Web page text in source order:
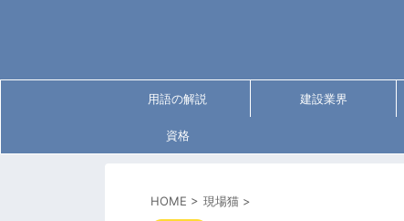
用語の解説 建設業界
資格
HOME > 現場猫 >